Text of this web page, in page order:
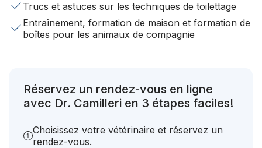
Trucs et astuces sur les techniques de toilettage
Entraînement, formation de maison et formation de
boîtes pour les animaux de compagnie
Réservez un rendez-vous en ligne
avec Dr. Camilleri en 3 étapes faciles!
Choisissez votre vétérinaire et réservez un
rendez-vous.